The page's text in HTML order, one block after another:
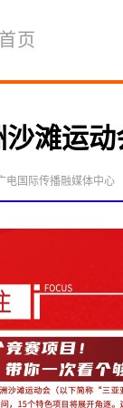
首页
滩运动
电国际传播融媒体中心